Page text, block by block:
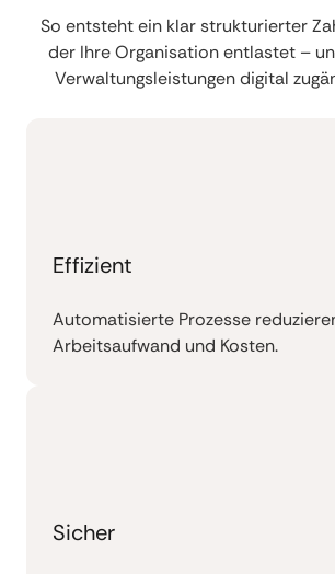
So entsteht ein klar strukturierter
der Ihre Organisation entlastet –
Verwaltungsleistungen digital
Effizient
Automatisierte Prozesse
Arbeitsaufwand und Kosten.
Sicher